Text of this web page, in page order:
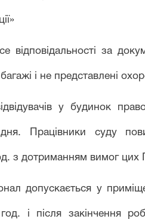
відповідальності за
і не представлені
у будинок
дня. Працівники суду
з дотриманням вимог цих
допускається у
і після закінчення